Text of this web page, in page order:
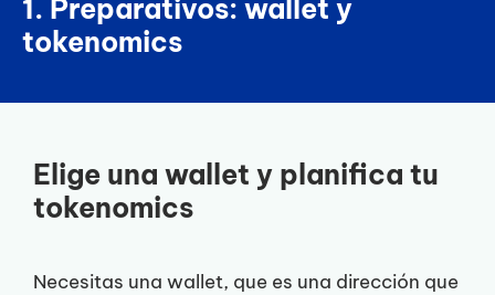
1. Preparativos: wallet y
tokenomics
Elige una wallet y planifica tu
tokenomics
Necesitas una wallet, que es una dirección que